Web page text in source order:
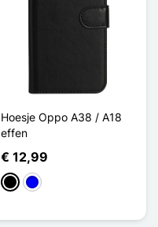
Hoesje Oppo A38 / A18
effen
€ 12,99
ZwartBlauw